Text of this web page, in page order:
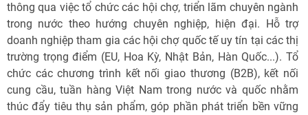
thông qua việc tổ chức các hội chợ, triển lãm chuyên ngành
trong nước theo hướng chuyên nghiệp, hiện đại. Hỗ trợ
doanh nghiệp tham gia các hội chợ quốc tế uy tín tại các thị
trường trọng điểm (EU, Hoa Kỳ, Nhật Bản, Hàn Quốc...). Tổ
chức các chương trình kết nối giao thương (B2B), kết nối
cung cầu, tuần hàng Việt Nam trong nước và quốc nhằm
thúc đẩy tiêu thụ sản phẩm, góp phần phát triển bền vững